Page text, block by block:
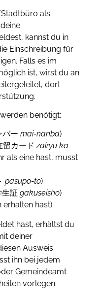
als
kannst du in
Einschreibung für
Falls es im
ist, wirst du an
dort
benötigt:
ー mai-nanba)
留カードzairyu ka-
als eine hast, musst
pasupo-to)
証 gakuseisho)
erhalten hast)
hast, erhältst du
deiner
Ausweis
ihn bei jedem
Gemeindeamt
vorlegen.